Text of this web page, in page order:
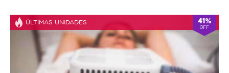
ÚLTIMAS UNIDADES 41%
OFF